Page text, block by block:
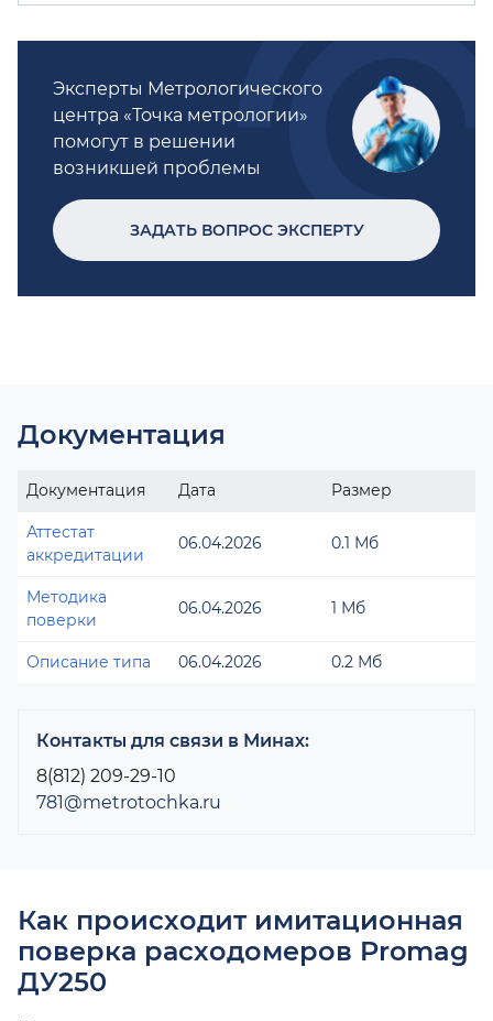
Эксперты Метрологического
центра «Точка метрологии»
помогут в решении
возникшей проблемы
ЗАДАТЬ ВОПРОС ЭКСПЕРТУ
Документация
Документация Дата Размер
Аттестат
аккредитации
06.04.2026 0.1 Мб
Методика
поверки
06.04.2026 1 Мб
Описание типа 06.04.2026 0.2 Мб
Контакты для связи в Минах:
8(812) 209-29-10
781@metrotochka.ru
Как происходит имитационная
поверка расходомеров Promag
ДУ250